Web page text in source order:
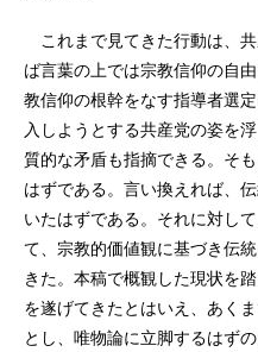
これまで見てきた行動は、
ば言葉の上では宗教信仰の自
教信仰の根幹をなす指導者選
入しようとする共産党の姿を
質的な矛盾も指摘できる。そ
はずである。言い換えれば、
いたはずである。それに対し
て、宗教的価値観に基づき伝
きた。本稿で概観した現状を
を遂げてきたとはいえ、あく
とし、唯物論に立脚するはず